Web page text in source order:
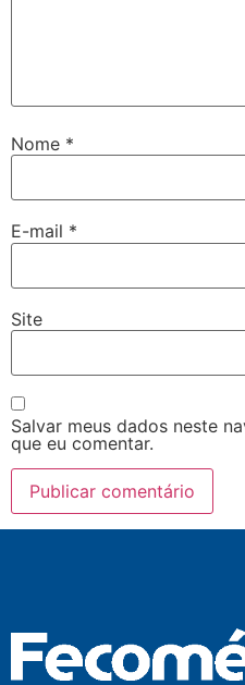
Nome *
E-mail *
Site
Salvar meus dados neste
que eu comentar.